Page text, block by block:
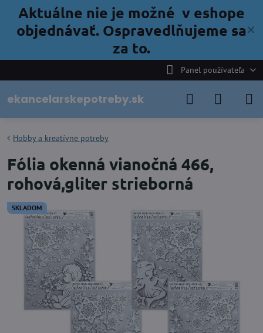
✕
Aktuálne nie je možné v eshope
objednávať. Ospravedlňujeme sa
za to.
Panel používateľa
ekancelarskepotreby.sk
SKLADOM
Hobby a kreatívne potreby
Fólia okenná vianočná 466,
rohová,gliter strieborná